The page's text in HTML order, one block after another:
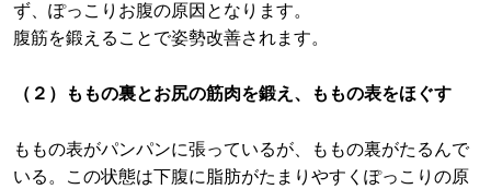
ず、ぽっこりお腹の原因となります。
腹筋を鍛えることで姿勢改善されます。
（２）ももの裏とお尻の筋肉を鍛え、ももの表をほぐす
ももの表がパンパンに張っているが、ももの裏がたるんで
いる。この状態は下腹に脂肪がたまりやすくぽっこりの原